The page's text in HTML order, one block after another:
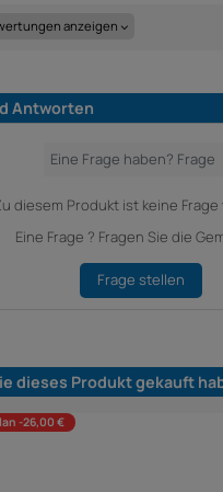
anzeigen
Antworten
diesem Produkt ist keine Frage
Eine Frage ? Fragen Sie die
Frage stellen
dieses Produkt gekauft
-26,00 €